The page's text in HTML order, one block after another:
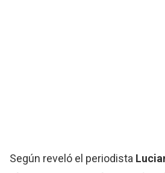
Según reveló el periodista